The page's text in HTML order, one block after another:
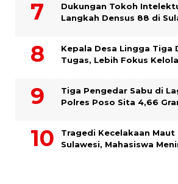
Dukungan Tokoh
Langkah Densus 88 di
Kepala Desa Lingga Tiga
Tugas, Lebih Fokus
Tiga Pengedar Sabu di
Polres Poso Sita 4,66
Tragedi Kecelakaan Maut
Sulawesi, Mahasiswa